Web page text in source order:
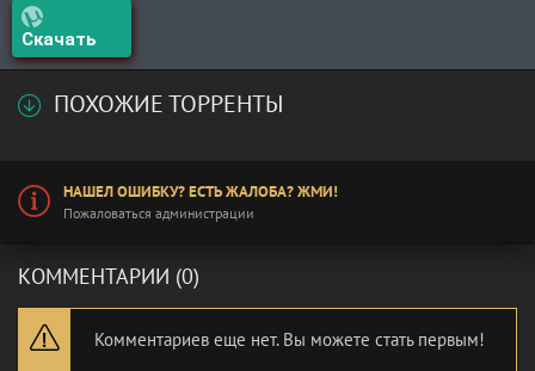
Скачать
ПОХОЖИЕ ТОРРЕНТЫ
НАШЕЛ ОШИБКУ? ЕСТЬ ЖАЛОБА? ЖМИ!
Пожаловаться администрации
КОММЕНТАРИИ (0)
Комментариев еще нет. Вы можете стать первым!